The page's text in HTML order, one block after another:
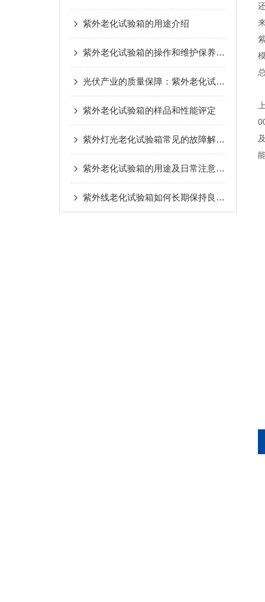
紫外老化试验箱的用途介绍
紫外老化试验箱的操作和维护保养介绍
光伏产业的质量保障：紫外老化试验箱的重要作用
紫外老化试验箱的样品和性能评定
紫外灯光老化试验箱常见的故障解决方法介绍
紫外老化试验箱的用途及日常注意事项
紫外线老化试验箱如何长期保持良好的状态